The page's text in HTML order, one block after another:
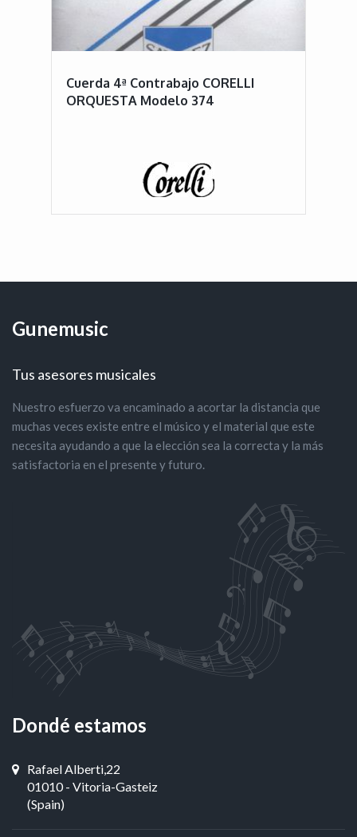
Cuerda 4ª Contrabajo CORELLI
ORQUESTA Modelo 374
Gunemusic
Tus asesores musicales
Nuestro esfuerzo va encaminado a acortar la distancia que
muchas veces existe entre el músico y el material que este
necesita ayudando a que la elección sea la correcta y la más
satisfactoria en el presente y futuro.
Dondé estamos
Rafael Alberti,22
01010 - Vitoria-Gasteiz
(Spain)